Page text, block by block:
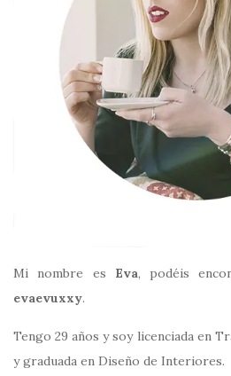
Mi nombre es Eva, podéis
evaevuxxy.
Tengo 29 años y soy licenciada en
y graduada en Diseño de Interiores.